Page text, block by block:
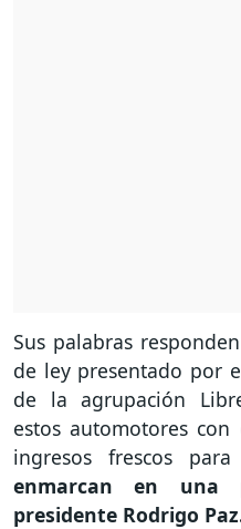
Sus palabras
de ley presentado por
de la agrupación
estos automotores
ingresos frescos
enmarcan en una
presidente Rodrigo